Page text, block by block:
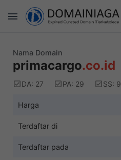
Nama Domain
primacargo.co.id
DA: 27 PA: 29 SS: 9
Harga
Terdaftar di
Terdaftar pada